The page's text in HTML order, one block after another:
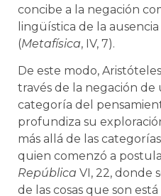
concibe a la negación
lingüística de la
(Metafísica, IV, 7).
De este modo,
través de la negación de
categoría del
profundiza su
más allá de las
quien comenzó a
República VI, 22, donde
de las cosas que son